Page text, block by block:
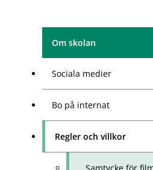
Om skolan
Sociala medier
Bo på internat
Regler och villkor
Samtycke för